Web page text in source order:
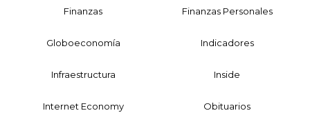
Finanzas Finanzas Personales
Globoeconomía Indicadores
Infraestructura Inside
Internet Economy Obituarios